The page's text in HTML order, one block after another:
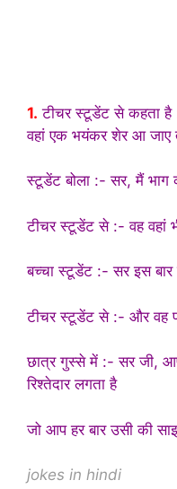
1. टीचर स्टूडेंट से कहता
वहां एक भयंकर शेर आ जाए
स्टूडेंट बोला :- सर, मैं
टीचर स्टूडेंट से :- वह वहां
बच्चा स्टूडेंट :- सर इस बार
टीचर स्टूडेंट से :- और वह
छात्र गुस्से में :- सर जी,
रिश्तेदार लगता है
जो आप हर बार उसी की
jokes in hindi